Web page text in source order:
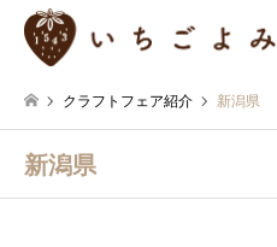
クラフトフェア紹介 新潟県
新潟県